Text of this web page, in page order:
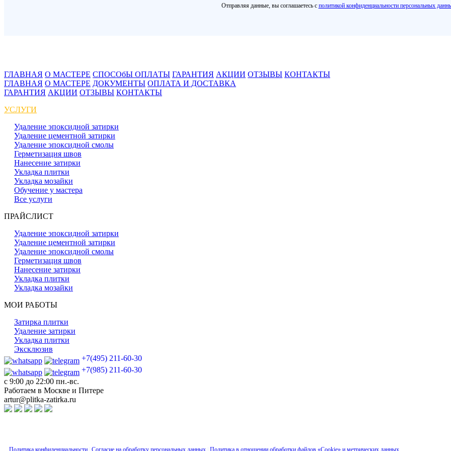
Отправляя данные, вы соглашаетесь с политикой конфиденциальности персональных
ГЛАВНАЯ О МАСТЕРЕ СПОСОбЫ ОПЛАТЫ ГАРАНТИЯ АКЦИИ ОТЗЫВЫ КОНТАКТЫ
ГЛАВНАЯ О МАСТЕРЕ ДОКУМЕНТЫ ОПЛАТА И ДОСТАВКА
ГАРАНТИЯ АКЦИИ ОТЗЫВЫ КОНТАКТЫ
УСЛУГИ
Удаление эпоксидной затирки
Удаление цементной затирки
Удаление эпоксидной смолы
Герметизация швов
Нанесение затирки
Укладка плитки
Укладка мозайки
Обучение у мастера
Все услуги
ПРАЙСЛИСТ
Удаление эпоксидной затирки
Удаление цементной затирки
Удаление эпоксидной смолы
Герметизация швов
Нанесение затирки
Укладка плитки
Укладка мозайки
МОИ РАБОТЫ
Затирка плитки
Удаление затирки
Укладка плитки
Эксклюзив
+7(495) 211-60-30
+7(985) 211-60-30
с 9:00 до 22:00 пн.-вс.
Работаем в Москве и Питере
artur@plitka-zatirka.ru